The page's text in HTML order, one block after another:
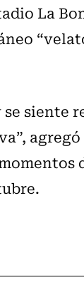
La
siente